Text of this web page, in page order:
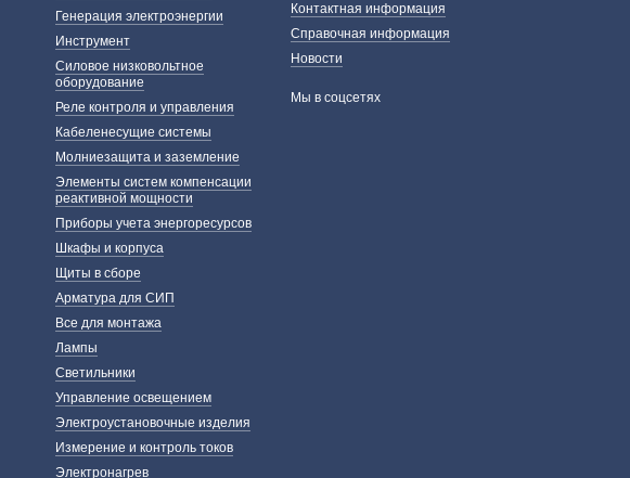
Генерация электроэнергии
Инструмент
Силовое низковольтное
оборудование
Реле контроля и управления
Кабеленесущие системы
Молниезащита и заземление
Элементы систем компенсации
реактивной мощности
Приборы учета энергоресурсов
Шкафы и корпуса
Щиты в сборе
Арматура для СИП
Все для монтажа
Лампы
Светильники
Управление освещением
Электроустановочные изделия
Измерение и контроль токов
Электронагрев
Контактная информация
Справочная информация
Новости
Мы в соцсетях